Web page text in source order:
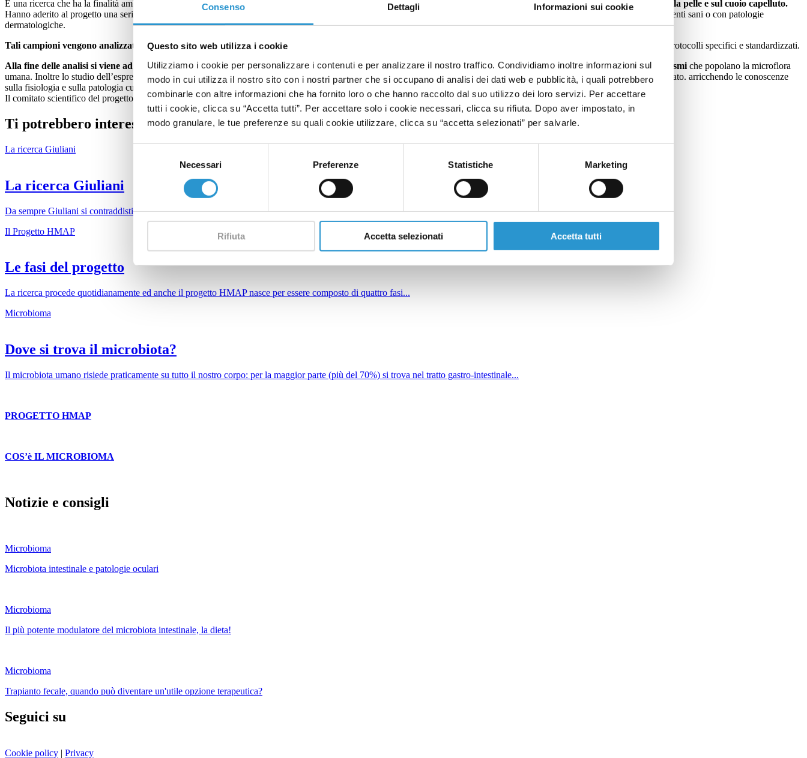
Consenso Dettagli Informazioni sui cookie
Questo sito web utilizza i cookie
Utilizziamo i cookie per personalizzare i contenuti e per analizzare il nostro traffico. Condividiamo inoltre informazioni sul
modo in cui utilizza il nostro sito con i nostri partner che si occupano di analisi dei dati web e pubblicità, i quali potrebbero
combinarle con altre informazioni che ha fornito loro o che hanno raccolto dal suo utilizzo dei loro servizi. Per accettare
tutti i cookie, clicca su “Accetta tutti”. Per accettare solo i cookie necessari, clicca su rifiuta. Dopo aver impostato, in
modo granulare, le tue preferenze su quali cookie utilizzare, clicca su “accetta selezionati” per salvarle.
Necessari Preferenze Statistiche Marketing
Rifiuta Accetta selezionati Accetta tutti
È una ricerca che ha la finalità ambiziosa di raccogliere e elaborare dati fondamentali per lo stato di salute di tutto il nostro organismo ed
in particolare focalizzare la ricerca sulla pelle e sul cuoio capelluto.
Hanno aderito al progetto una serie di
centri dermatologici specializzati dove vengono prelevati campioni dalla cute
, dallo scalpo, dalla saliva, dalle feci e dalle urine da pazienti sani o con patologie
dermatologiche.
Tali campioni vengono analizzati presso il laboratorio dedicato allo studio del microbioma di Giuliani
, dove sono sottoposti a diverse ed approfondite analisi, utilizzando protocolli specifici e standardizzati.
Alla fine delle analisi si viene ad identificare la popolazione microbica di ogni singolo individuo e le eventuali alterazioni di equilibrio tra i diversi gruppi di microrganismi che popolano la microflora
umana. Inoltre lo studio dell’espressione proteica e metabolica del microbioma permette di individuare la funzione svolta dal microbioma nella fisio-patologia dell’individuo studiato. arricchendo le conoscenze
sulla fisiologia e sulla patologia cutanea.
Il comitato scientifico del progetto si avvale di ricercatori più autorevoli del settore.
Ti potrebbero interessare
La ricerca Giuliani
La ricerca Giuliani
Da sempre Giuliani si contraddistingue per un’attività di ricerca scientifica rigorosa e avanzata...
Il Progetto HMAP
Le fasi del progetto
La ricerca procede quotidianamente ed anche il progetto HMAP nasce per essere composto di quattro fasi...
Microbioma
Dove si trova il microbiota?
Il microbiota umano risiede praticamente su tutto il nostro corpo: per la maggior parte (più del 70%) si trova nel tratto gastro-intestinale...
PROGETTO HMAP
COS’è IL MICROBIOMA
Notizie e consigli
Microbioma
Microbiota intestinale e patologie oculari
Microbioma
Il più potente modulatore del microbiota intestinale, la dieta!
Microbioma
Trapianto fecale, quando può diventare un'utile opzione terapeutica?
Seguici su
Cookie policy | Privacy